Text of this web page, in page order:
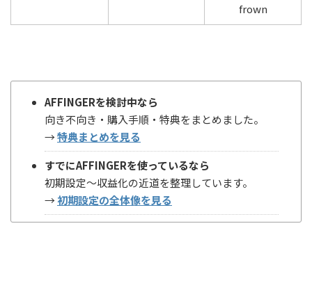
frown
AFFINGERを検討中なら
向き不向き・購入手順・特典をまとめました。
→特典まとめを見る
すでにAFFINGERを使っているなら
初期設定〜収益化の近道を整理しています。
→初期設定の全体像を見る